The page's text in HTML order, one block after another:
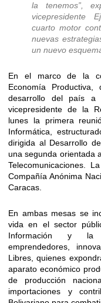
la tenemos”,
vicepresidente
cuarto motor
nuevas
un nuevo
En el marco de la
Economía
desarrollo del país a
vicepresidente de la
lunes la primera
Informática,
dirigida al Desarrollo
una segunda orientada
Telecomunicaciones.
Compañía Anónima
Caracas.
En ambas mesas se
vida en el sector
Información y la
emprendedores,
Libres, quienes
aparato económico
de producción
importaciones y